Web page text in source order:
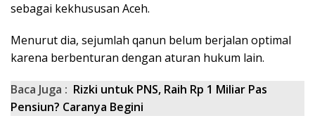
sebagai kekhususan Aceh.
Menurut dia, sejumlah qanun belum berjalan optimal
karena berbenturan dengan aturan hukum lain.
Baca Juga : Rizki untuk PNS, Raih Rp 1 Miliar Pas
Pensiun? Caranya Begini